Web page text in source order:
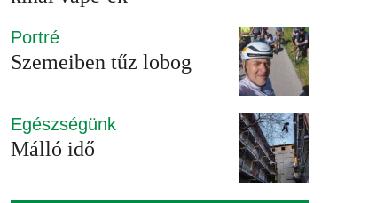
Portré
Szemeiben tűz lobog
Egészségünk
Málló idő